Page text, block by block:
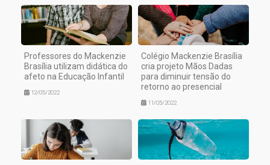
Professores do Mackenzie
Brasília utilizam didática do
afeto na Educação Infantil
12/05/2022
Colégio Mackenzie Brasília
cria projeto Mãos Dadas
para diminuir tensão do
retorno ao presencial
11/05/2022